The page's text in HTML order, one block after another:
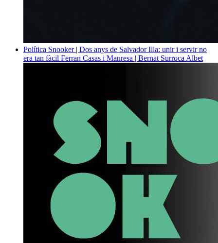
Política Snooker | Dos anys de Salvador Illa: unir i servir no
era tan fàcil Ferran Casas i Manresa | Bernat Surroca Albet